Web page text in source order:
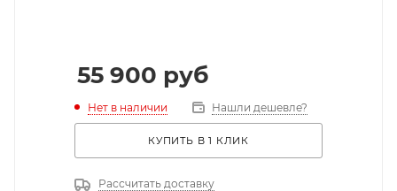
55 900 руб
Нет в наличии Нашли дешевле?
КУПИТЬ В 1 КЛИК
Рассчитать доставку